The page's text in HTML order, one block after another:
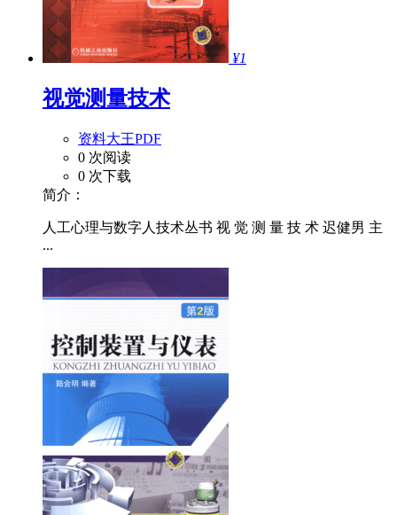
¥1
视觉测量技术
资料大王PDF
0 次阅读
0 次下载
简介：
人工心理与数字人技术丛书 视 觉 测 量 技 术 迟健男 主
...